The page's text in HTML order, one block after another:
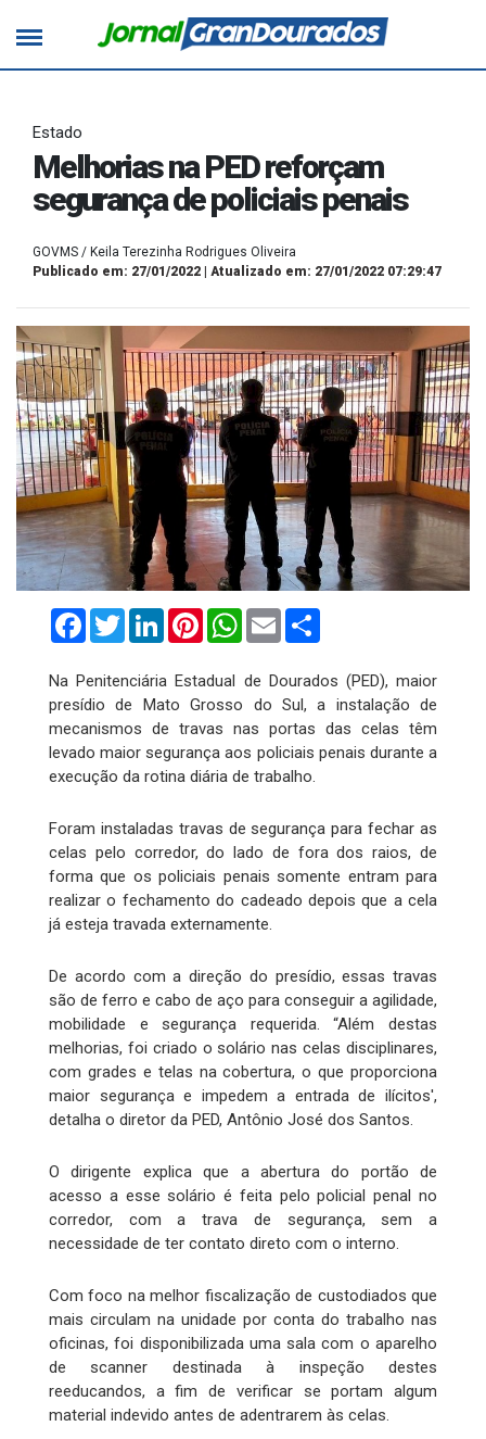
Estado
Melhorias na PED reforçam
segurança de policiais penais
GOVMS / Keila Terezinha Rodrigues Oliveira
Publicado em: 27/01/2022 | Atualizado em: 27/01/2022 07:29:47
FacebookTwitterLinkedInPinterestWhatsApp
Email
Na Penitenciária Estadual de Dourados (PED), maior
presídio de Mato Grosso do Sul, a instalação de
mecanismos de travas nas portas das celas têm
levado maior segurança aos policiais penais durante a
execução da rotina diária de trabalho.
Foram instaladas travas de segurança para fechar as
celas pelo corredor, do lado de fora dos raios, de
forma que os policiais penais somente entram para
realizar o fechamento do cadeado depois que a cela
já esteja travada externamente.
De acordo com a direção do presídio, essas travas
são de ferro e cabo de aço para conseguir a agilidade,
mobilidade e segurança requerida. “Além destas
melhorias, foi criado o solário nas celas disciplinares,
com grades e telas na cobertura, o que proporciona
maior segurança e impedem a entrada de ilícitos',
detalha o diretor da PED, Antônio José dos Santos.
O dirigente explica que a abertura do portão de
acesso a esse solário é feita pelo policial penal no
corredor, com a trava de segurança, sem a
necessidade de ter contato direto com o interno.
Com foco na melhor fiscalização de custodiados que
mais circulam na unidade por conta do trabalho nas
oficinas, foi disponibilizada uma sala com o aparelho
de scanner destinada à inspeção destes
reeducandos, a fim de verificar se portam algum
material indevido antes de adentrarem às celas.